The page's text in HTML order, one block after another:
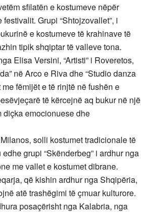
sfilatën e kostumeve nëpër
Grupi “Shtojzovallet”, i
e kostumeve të krahinave të
tipik shqiptar të valleve tona.
Elisa Versini, “Artisti” i Roveretos,
në Arco e Riva dhe “Studio danza
fëmijët e të rinjtë në fushën e
të kërcejnë aq bukur në një
diçka emocionuese dhe
solli kostumet tradicionale të
grupi “Skënderbeg” i ardhur nga
me vallet e kostumet dibrane.
që kishin ardhur nga Shqipëria,
atë trashëgimi të çmuar kulturore.
posaçërisht nga Kalabria, nga